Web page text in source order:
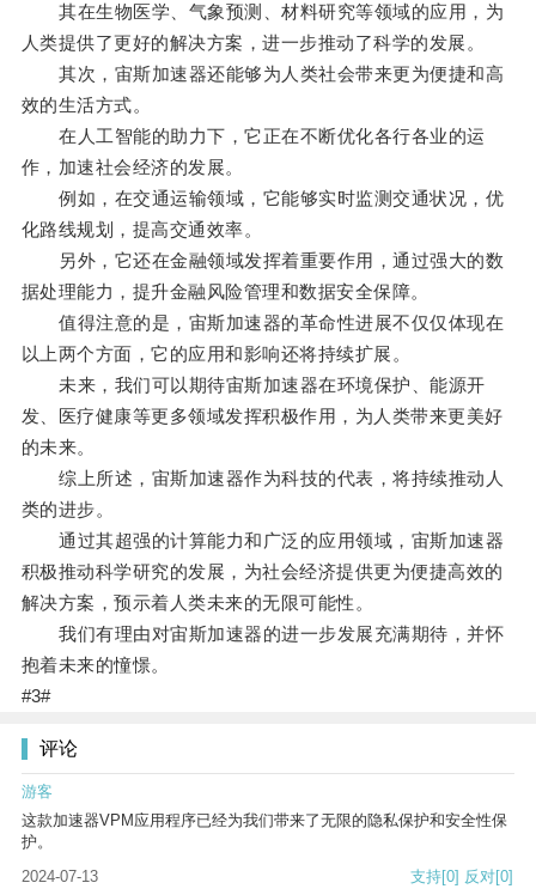
其在生物医学、气象预测、材料研究等领域的应用，为
人类提供了更好的解决方案，进一步推动了科学的发展。
其次，宙斯加速器还能够为人类社会带来更为便捷和高
效的生活方式。
在人工智能的助力下，它正在不断优化各行各业的运
作，加速社会经济的发展。
例如，在交通运输领域，它能够实时监测交通状况，优
化路线规划，提高交通效率。
另外，它还在金融领域发挥着重要作用，通过强大的数
据处理能力，提升金融风险管理和数据安全保障。
值得注意的是，宙斯加速器的革命性进展不仅仅体现在
以上两个方面，它的应用和影响还将持续扩展。
未来，我们可以期待宙斯加速器在环境保护、能源开
发、医疗健康等更多领域发挥积极作用，为人类带来更美好
的未来。
综上所述，宙斯加速器作为科技的代表，将持续推动人
类的进步。
通过其超强的计算能力和广泛的应用领域，宙斯加速器
积极推动科学研究的发展，为社会经济提供更为便捷高效的
解决方案，预示着人类未来的无限可能性。
我们有理由对宙斯加速器的进一步发展充满期待，并怀
抱着未来的憧憬。
#3#
评论
游客
这款加速器VPM应用程序已经为我们带来了无限的隐私保护和安全性保
护。
2024-07-13
支持[0] 反对[0]